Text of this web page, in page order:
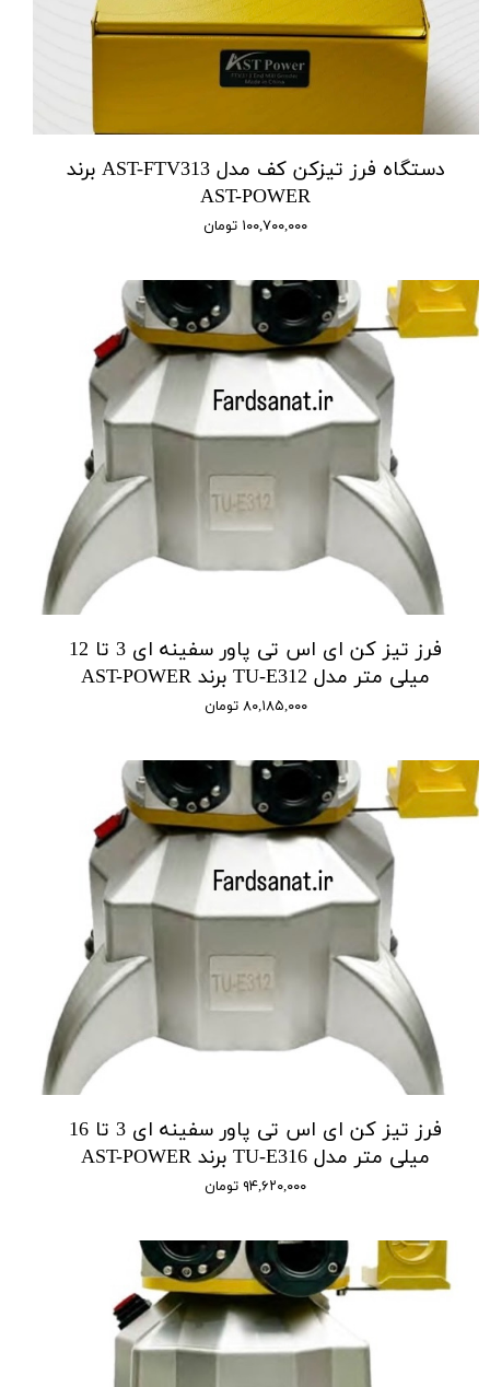
دستگاه فرز تیزکن کف مدل AST-FTV313 برند
AST-POWER
۱۰۰,۷۰۰,۰۰۰ تومان
فرز تیز کن ای اس تی پاور سفینه ای 3 تا 12
میلی متر مدل TU-E312 برند AST-POWER
۸۰,۱۸۵,۰۰۰ تومان
فرز تیز کن ای اس تی پاور سفینه ای 3 تا 16
میلی متر مدل TU-E316 برند AST-POWER
۹۴,۶۲۰,۰۰۰ تومان